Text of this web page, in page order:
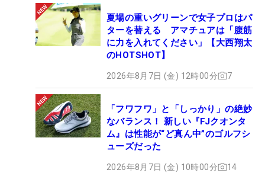
夏場の重いグリーンで女子プロはパ
ターを替える アマチュアは「腹筋
に力を入れてください」【大西翔太
のHOTSHOT】
2026年8月7日 (金) 12時00分 7
「フワフワ」と「しっかり」の絶妙
なバランス！ 新しい『FJクオンタ
ム』は性能が“ど真ん中”のゴルフシ
ューズだった
2026年8月7日 (金) 10時00分 14